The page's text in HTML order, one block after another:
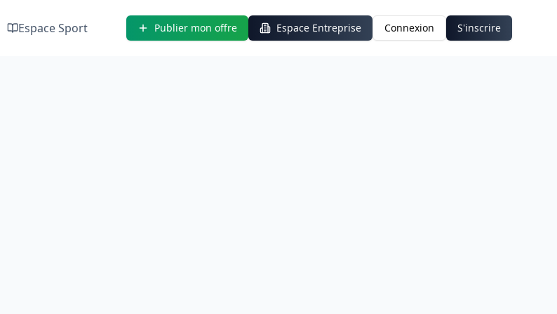
Espace Sport Publier mon offre Espace Entreprise Connexion S'inscrire